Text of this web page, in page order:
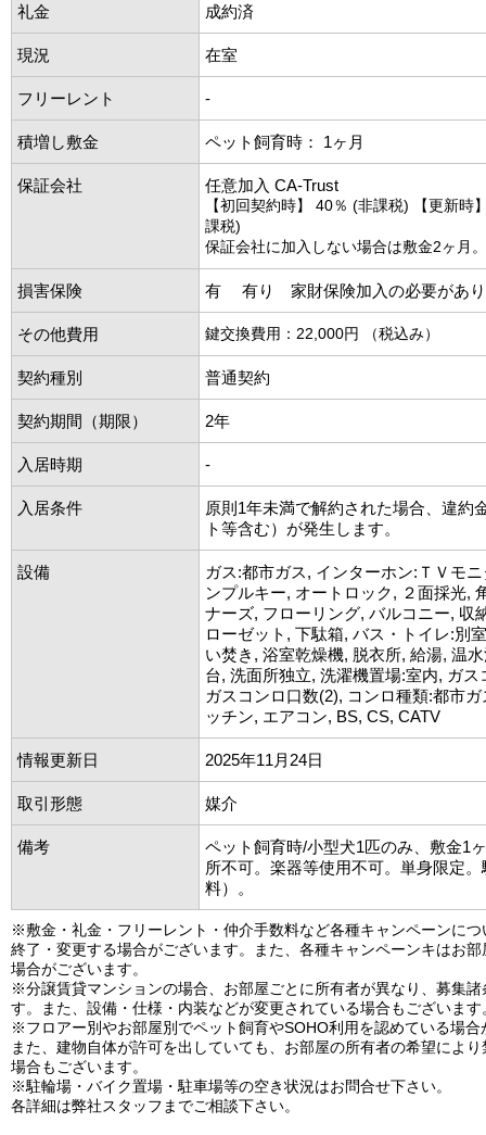
礼金 成約済
現況 在室
フリーレント -
積増し敷金 ペット飼育時： 1ヶ月
保証会社 任意加入 CA-Trust
【初回契約時】 40％ (非課税) 【更新時
課税)
保証会社に加入しない場合は敷金2ヶ月。
損害保険 有 有り 家財保険加入の必要があり
その他費用 鍵交換費用：22,000円 （税込み）
契約種別 普通契約
契約期間（期限） 2年
入居時期 -
入居条件
原則1年未満で解約された場合、違約
ト等含む）が発生します。
設備
ガス:都市ガス, インターホン:ＴＶモ
ンプルキー, オートロック, ２面採光,
ナーズ, フローリング, バルコニー, 収
ローゼット, 下駄箱, バス・トイレ:別
い焚き, 浴室乾燥機, 脱衣所, 給湯, 温
台, 洗面所独立, 洗濯機置場:室内, ガス
ガスコンロ口数(2), コンロ種類:都市
ッチン, エアコン, BS, CS, CATV
情報更新日 2025年11月24日
取引形態 媒介
備考
ペット飼育時/小型犬1匹のみ、敷金1
所不可。楽器等使用不可。単身限定
料）。
※敷金・礼金・フリーレント・仲介手数料など各種キャンペーンにつ
終了・変更する場合がございます。また、各種キャンペーンキはお
場合がございます。
※分譲賃貸マンションの場合、お部屋ごとに所有者が異なり、募集諸
す。また、設備・仕様・内装などが変更されている場合もございます
※フロアー別やお部屋別でペット飼育やSOHO利用を認めている場合
また、建物自体が許可を出していても、お部屋の所有者の希望によ
場合もございます。
※駐輪場・バイク置場・駐車場等の空き状況はお問合せ下さい。
各詳細は弊社スタッフまでご相談下さい。